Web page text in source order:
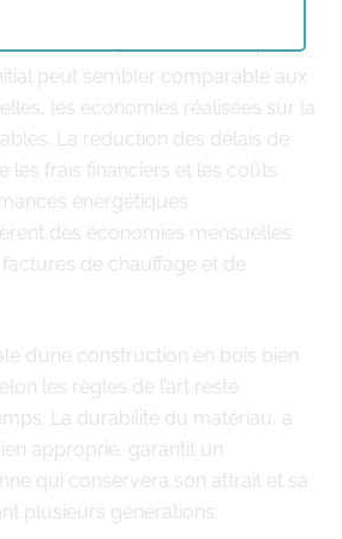
une
judicieux sur le plan
peut sembler comparable aux
les économies réalisées sur la
La réduction des délais de
les frais financiers et les coûts
énergétiques
des économies mensuelles
de chauffage et de
d’une construction en bois bien
les règles de l’art reste
La durabilité du matériau, à
approprié, garantit un
qui conservera son attrait et sa
plusieurs générations.